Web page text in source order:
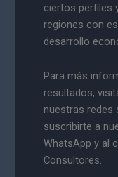
ciertos perfiles
regiones con
desarrollo
Para más
resultados,
nuestras redes
suscribirte a
WhatsApp y al
Consultores.